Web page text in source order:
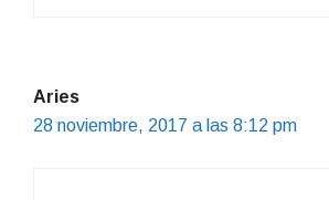
Aries
28 noviembre, 2017 a las 8:12 pm